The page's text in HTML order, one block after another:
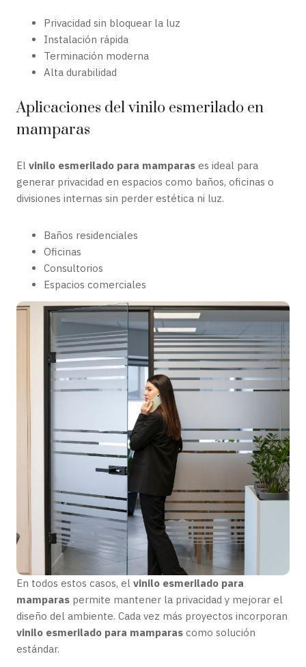
Privacidad sin bloquear la luz
Instalación rápida
Terminación moderna
Alta durabilidad
Aplicaciones del vinilo esmerilado en
mamparas
El vinilo esmerilado para mamparas es ideal para
generar privacidad en espacios como baños, oficinas o
divisiones internas sin perder estética ni luz.
Baños residenciales
Oficinas
Consultorios
Espacios comerciales
En todos estos casos, el vinilo esmerilado para
mamparas permite mantener la privacidad y mejorar el
diseño del ambiente. Cada vez más proyectos incorporan
vinilo esmerilado para mamparas como solución
estándar.